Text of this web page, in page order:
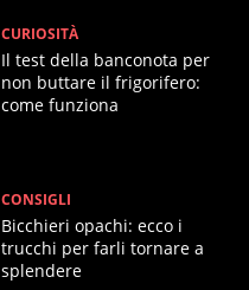
CURIOSITÀ
Il test della banconota per
non buttare il frigorifero:
come funziona
CONSIGLI
Bicchieri opachi: ecco i
trucchi per farli tornare a
splendere